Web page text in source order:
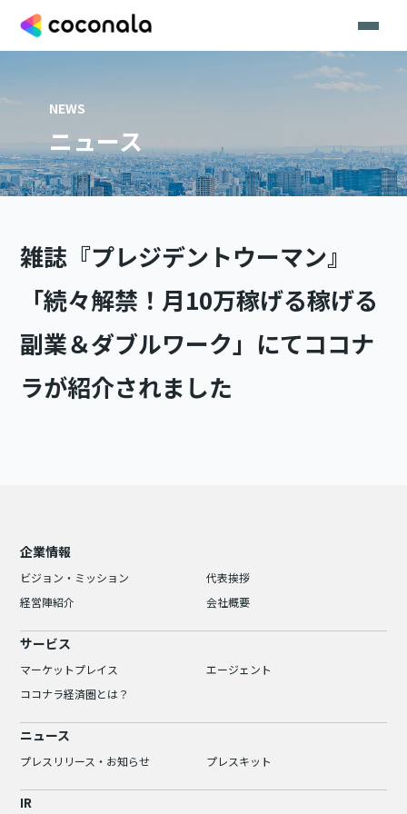
NEWS
ニュース
雑誌『プレジデントウーマン』
「続々解禁！月10万稼げる稼げる
副業＆ダブルワーク」にてココナ
ラが紹介されました
企業情報
ビジョン・ミッション
代表挨拶
経営陣紹介
会社概要
サービス
マーケットプレイス
エージェント
ココナラ経済圏とは？
ニュース
プレスリリース・お知らせ プレスキット
IR